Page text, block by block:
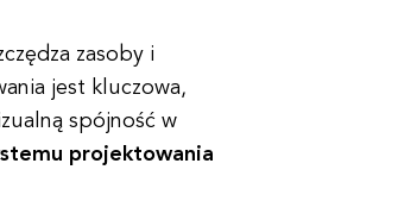
zasoby i
jest kluczowa,
spójność w
projektowania